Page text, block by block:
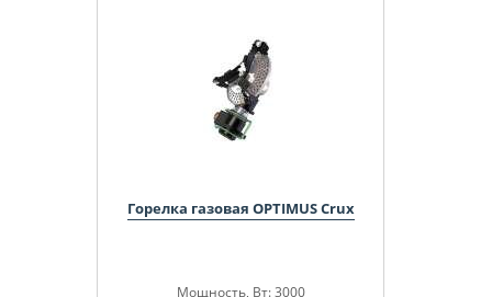
Горелка газовая OPTIMUS Crux
Мощность, Вт: 3000